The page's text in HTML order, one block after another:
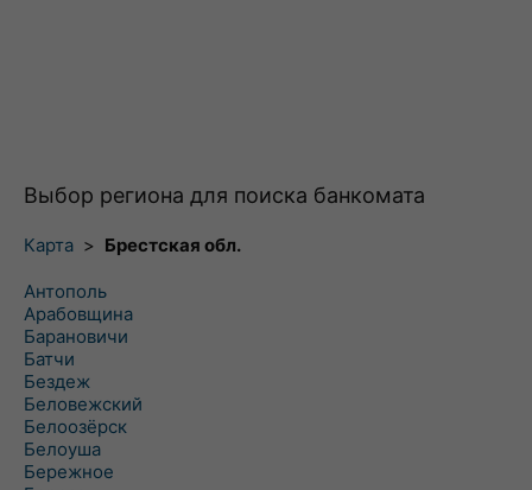
Выбор региона для поиска банкомата
Карта > Брестская обл.
Антополь
Арабовщина
Барановичи
Батчи
Бездеж
Беловежский
Белоозёрск
Белоуша
Бережное